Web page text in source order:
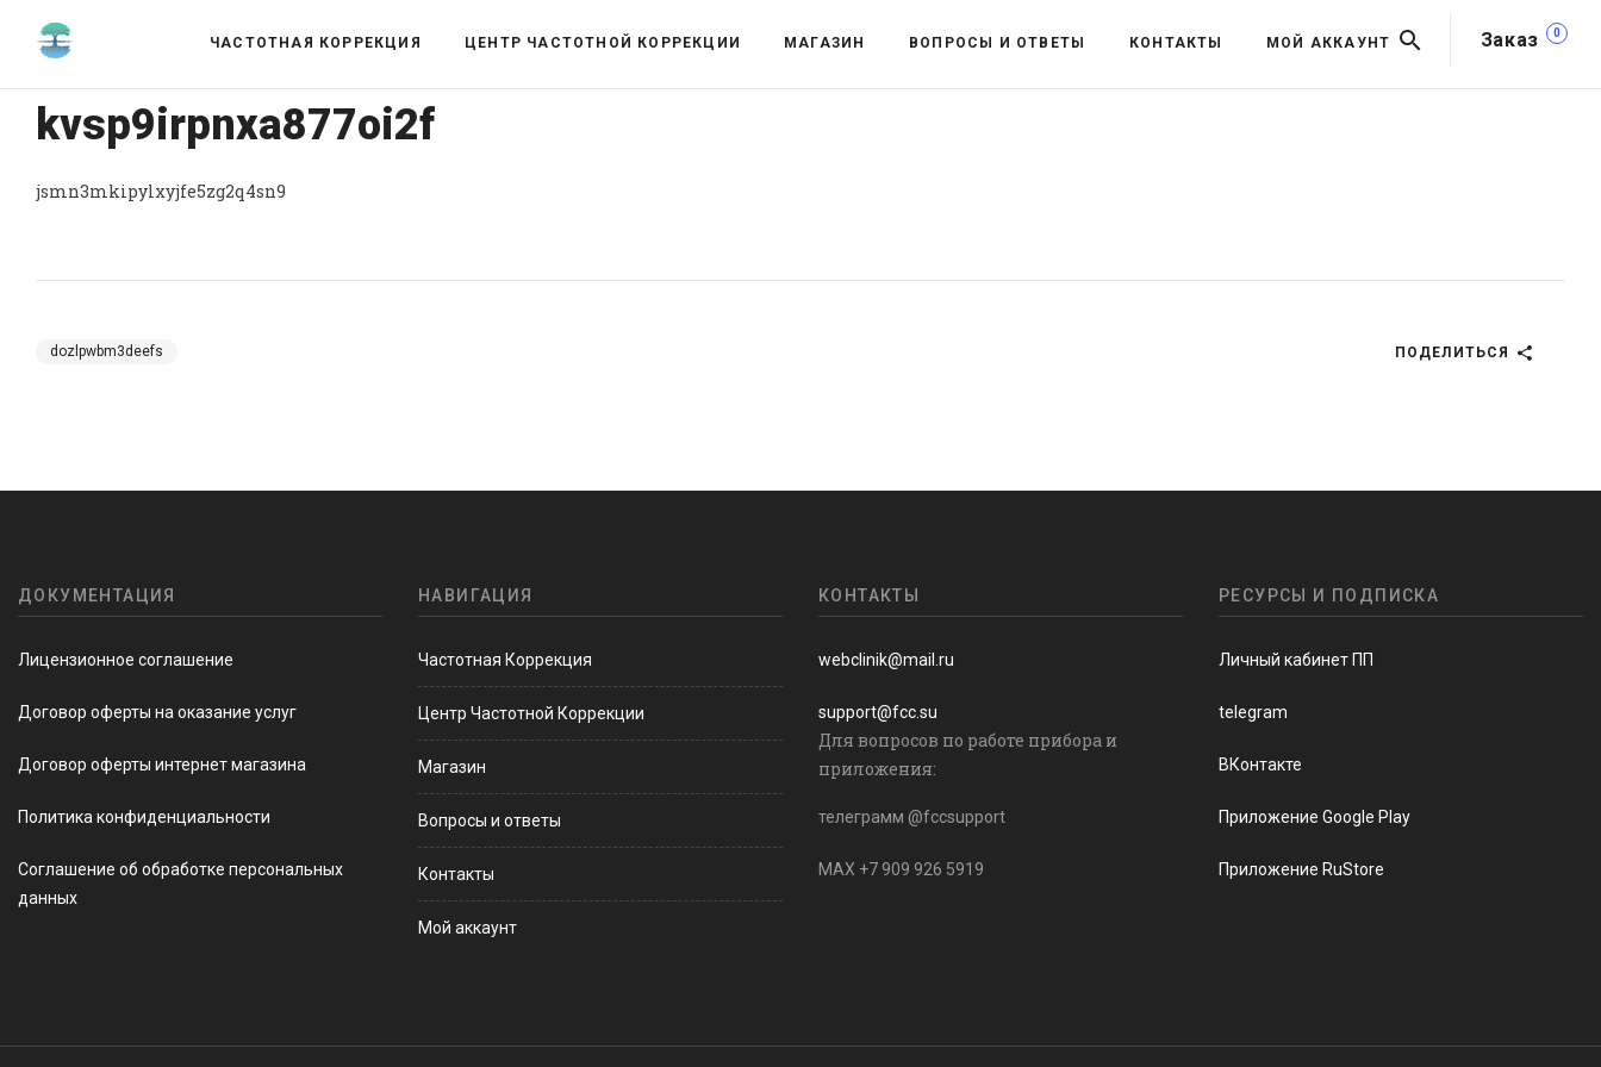
Заказ 0
ЧАСТОТНАЯ КОРРЕКЦИЯ ЦЕНТР ЧАСТОТНОЙ КОРРЕКЦИИ МАГАЗИН ВОПРОСЫ И ОТВЕТЫ КОНТАКТЫ МОЙ АККАУНТ
kvsp9irpnxa877oi2f
jsmn3mkipylxyjfe5zg2q4sn9
dozlpwbm3deefs ПОДЕЛИТЬСЯ
ДОКУМЕНТАЦИЯ
Лицензионное соглашение
Договор оферты на оказание услуг
Договор оферты интернет магазина
Политика конфиденциальности
Соглашение об обработке персональных
данных
НАВИГАЦИЯ
Частотная Коррекция
Центр Частотной Коррекции
Магазин
Вопросы и ответы
Контакты
Мой аккаунт
КОНТАКТЫ
webclinik@mail.ru
support@fcc.su
Для вопросов по работе прибора и
приложения:
телеграмм @fccsupport
MAX +7 909 926 5919
РЕСУРСЫ И ПОДПИСКА
Личный кабинет ПП
telegram
ВКонтакте
Приложение Google Play
Приложение RuStore